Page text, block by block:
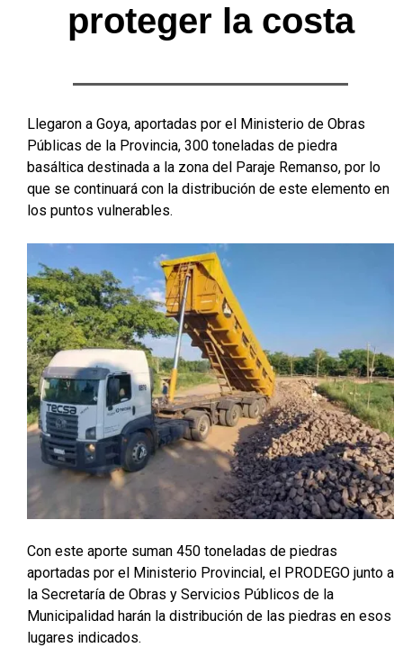
proteger la costa
Llegaron a Goya, aportadas por el Ministerio de Obras
Públicas de la Provincia, 300 toneladas de piedra
basáltica destinada a la zona del Paraje Remanso, por lo
que se continuará con la distribución de este elemento en
los puntos vulnerables.
Con este aporte suman 450 toneladas de piedras
aportadas por el Ministerio Provincial, el PRODEGO junto a
la Secretaría de Obras y Servicios Públicos de la
Municipalidad harán la distribución de las piedras en esos
lugares indicados.